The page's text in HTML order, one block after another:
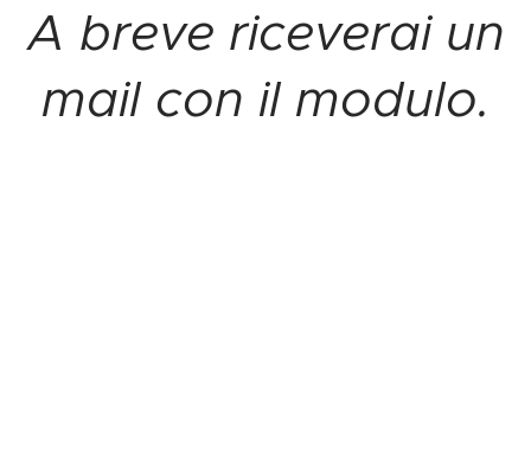
A breve riceverai un
mail con il modulo.